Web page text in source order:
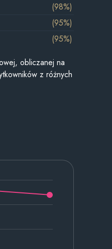
(98%)
(95%)
(95%)
obliczanej na
z różnych